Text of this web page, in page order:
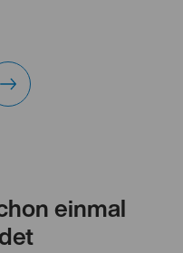
einmal